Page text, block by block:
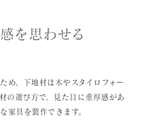
を思わせる
め、下地材は木やスタイロフォー
の選び方で、見た目に重厚感があ
家具を製作できます。